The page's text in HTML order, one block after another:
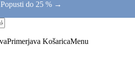
Popusti do 25 % →
Primerjava KošaricaMenu